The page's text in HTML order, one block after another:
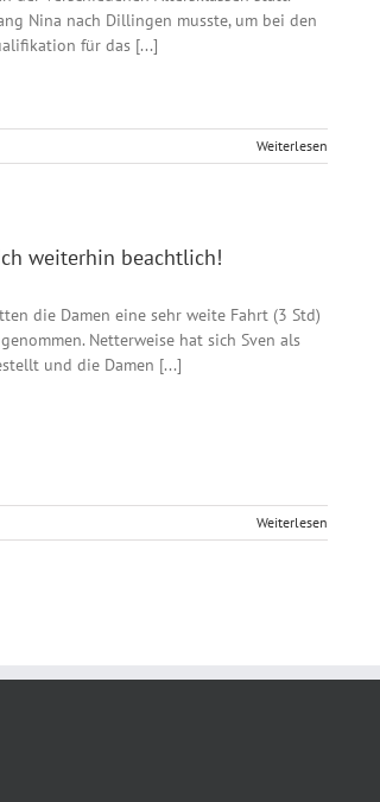
Nina nach Dillingen musste, um bei den
für das [...]
Weiterlesen
weiterhin beachtlich!
die Damen eine sehr weite Fahrt (3 Std)
Netterweise hat sich Sven als
und die Damen [...]
Weiterlesen